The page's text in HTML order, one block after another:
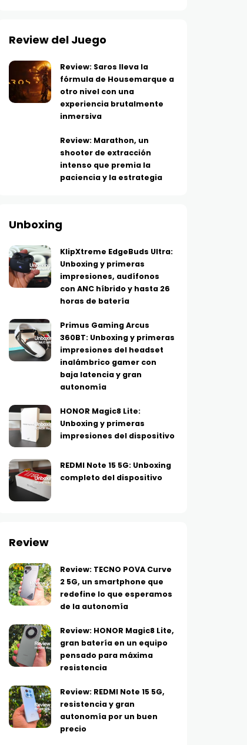
Review del Juego
Review: Saros lleva la
fórmula de Housemarque a
otro nivel con una
experiencia brutalmente
inmersiva
Review: Marathon, un
shooter de extracción
intenso que premia la
paciencia y la estrategia
Unboxing
KlipXtreme EdgeBuds Ultra:
Unboxing y primeras
impresiones, audífonos
con ANC híbrido y hasta 26
horas de batería
Primus Gaming Arcus
360BT: Unboxing y primeras
impresiones del headset
inalámbrico gamer con
baja latencia y gran
autonomía
HONOR Magic8 Lite:
Unboxing y primeras
impresiones del dispositivo
REDMI Note 15 5G: Unboxing
completo del dispositivo
Review
Review: TECNO POVA Curve
2 5G, un smartphone que
redefine lo que esperamos
de la autonomía
Review: HONOR Magic8 Lite,
gran batería en un equipo
pensado para máxima
resistencia
Review: REDMI Note 15 5G,
resistencia y gran
autonomía por un buen
precio